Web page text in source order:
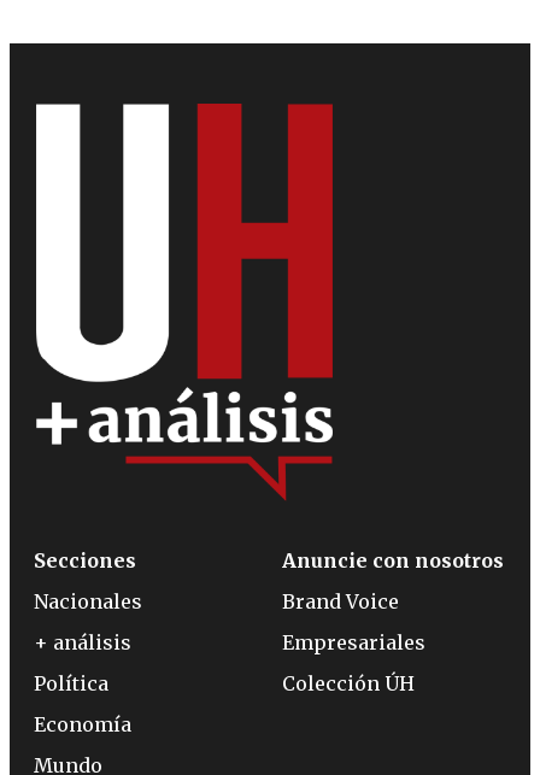
Secciones
Nacionales
+ análisis
Política
Economía
Mundo
Anuncie con nosotros
Brand Voice
Empresariales
Colección ÚH